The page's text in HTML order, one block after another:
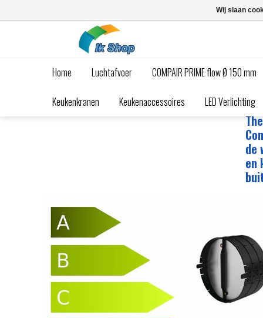
Home Luchtafvoer COMPAIR PRIME flow Ø 150 mm
Keukenkranen Keukenaccessoires LED Verlichting
Waardevolle tips over spoelbakken,
De
de
en
Wij slaan